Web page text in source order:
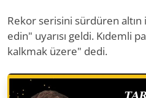
Rekor serisini sürdüren altın
edin" uyarısı geldi. Kıdemli
kalkmak üzere" dedi.